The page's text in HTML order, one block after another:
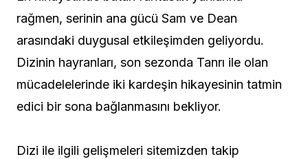
rağmen, serinin ana gücü Sam ve Dean
arasındaki duygusal etkileşimden geliyordu.
Dizinin hayranları, son sezonda Tanrı ile olan
mücadelelerinde iki kardeşin hikayesinin tatmin
edici bir sona bağlanmasını bekliyor.
Dizi ile ilgili gelişmeleri sitemizden takip